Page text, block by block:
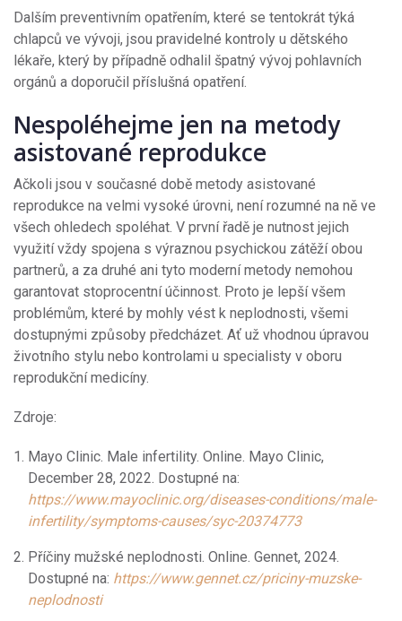
Dalším preventivním opatřením, které se tentokrát týká
chlapců ve vývoji, jsou pravidelné kontroly u dětského
lékaře, který by případně odhalil špatný vývoj pohlavních
orgánů a doporučil příslušná opatření.
Nespoléhejme jen na metody
asistované reprodukce
Ačkoli jsou v současné době metody asistované
reprodukce na velmi vysoké úrovni, není rozumné na ně ve
všech ohledech spoléhat. V první řadě je nutnost jejich
využití vždy spojena s výraznou psychickou zátěží obou
partnerů, a za druhé ani tyto moderní metody nemohou
garantovat stoprocentní účinnost. Proto je lepší všem
problémům, které by mohly vést k neplodnosti, všemi
dostupnými způsoby předcházet. Ať už vhodnou úpravou
životního stylu nebo kontrolami u specialisty v oboru
reprodukční medicíny.
Zdroje:
Mayo Clinic. Male infertility. Online. Mayo Clinic,
December 28, 2022. Dostupné na:
https://www.mayoclinic.org/diseases-conditions/male-
infertility/symptoms-causes/syc-20374773
Příčiny mužské neplodnosti. Online. Gennet, 2024.
Dostupné na: https://www.gennet.cz/priciny-muzske-
neplodnosti